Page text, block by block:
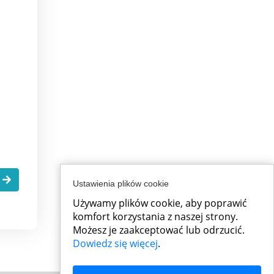
Ustawienia plików cookie
Używamy plików cookie, aby poprawić
komfort korzystania z naszej strony.
Możesz je zaakceptować lub odrzucić.
Dowiedz się więcej.